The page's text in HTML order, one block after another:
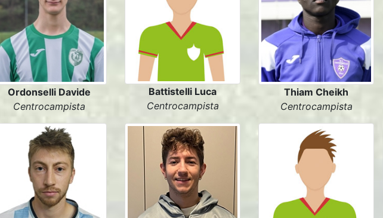
Ordonselli Davide
Centrocampista
Battistelli Luca
Centrocampista
Thiam Cheikh
Centrocampista